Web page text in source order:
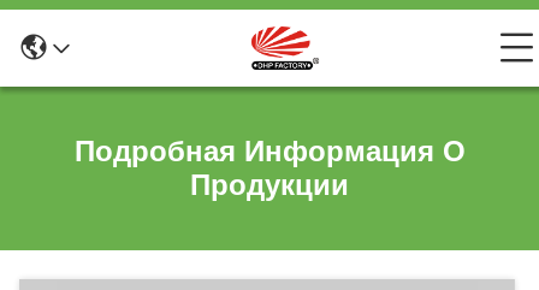
Подробная Информация О
Продукции